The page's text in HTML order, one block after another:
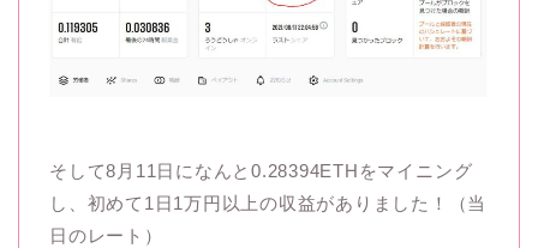
そして8月11日になんと0.28394ETHをマイニング
し、初めて1日1万円以上の収益がありました！（当
日のレート）